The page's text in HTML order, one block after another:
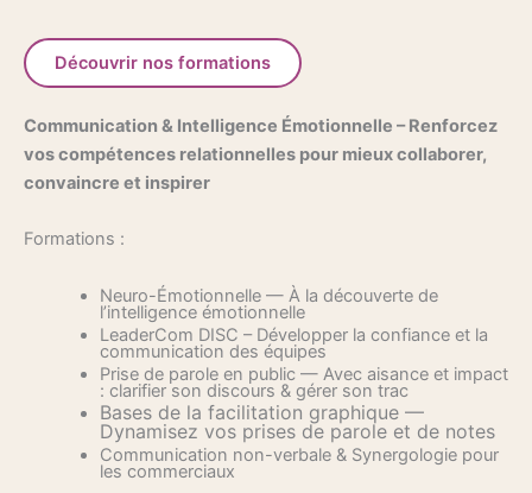
Découvrir nos formations
Communication & Intelligence Émotionnelle –Renforcez
vos compétences relationnelles pour mieux collaborer,
convaincre et inspirer
Formations :
Neuro-Émotionnelle — À la découverte de
l’intelligence émotionnelle
LeaderCom DISC – Développer la confiance et la
communication des équipes
Prise de parole en public — Avec aisance et impact
: clarifier son discours & gérer son trac
Bases de la facilitation graphique —
Dynamisez vos prises de parole et de notes
Communication non-verbale & Synergologie pour
les commerciaux